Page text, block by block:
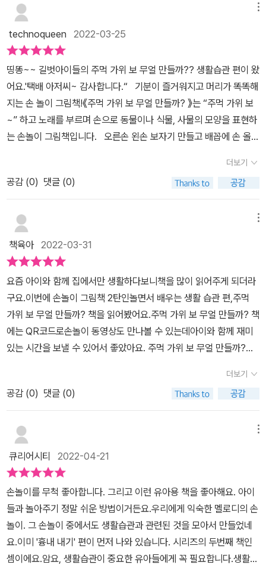
면 준비 동작부터 본문에 나온 동작들을 모두 볼 수 있다. 동화 구연가
이자 손놀이 전문가로 현장에서 활발히 활동 중인 유애순 작가님이
손동작을 친절하게 알려 주어서 부모도 아이도 쉽고 재미있게 따라할
수 있다. '얘들아, 우리 손놀이하자!'밝은 분위기에 맞춰 노래하는 기
분으로 읽고 놀이할 수 있는 책이다. '주먹 가위 보! 주먹 가위 보!'그림
만 봐도 저절로 노래처럼 불러진다.왼손은 보자기, 오른손도 보자
기. 배꼽으로 가져가면 자연스럽게 배꼽손이 된다. QR코드가 있어서
폰으로 가볍게 찍어봤더니 손놀이 영상으로 연결된다. 배꼽손을 만들
어 예쁘게 인사하는 아이. 강아지와 꽃님도 함께 배꼽손하고 인사하
는 모습이 정말 예쁘다. 다시 주먹 가위 보!이번에는 왼손은 가위, 오
른손은 보자기. 모여서 접시와 포크가 되었다. 포크로 콕콕 찍어 골고
기는 안아주는 손도 되어서 엄마와 친구들과 서로 안고 교감하는 모
습을 보여준다.이 책은 가만히 앉아 읽을 것이 아니라 엄마와 함께 손
놀이를 하면서 율동하듯 봐야 할 책같다. 우선 아이와 간단하게 책을
탐색해 봤다. 아직 손을 자유롭게 쓰지는 못해서 주먹 가위 보는 조금
어려운 동작.그래서 그림을 보며 책에 나온 생활습관을 알아보았
다. 유튜브 영상도 보여주며 함께 따라해 봐야겠다. 이 책은 간단한 노
랫말과 리듬에 맞춰 손의 움직임을 유도하는 발달 놀이책이다. 손가
락을 모두 오므려 쥐어 만든 ‘주먹’, 손가락 두 개만 편 ‘가위’, 손가락
손가락에 힘이 들어가 소근육을 발달시키는 효과가 있다. 근육은 뇌
세포를 자극해 두뇌를 발달시킬 뿐 아니라 스트레스 해소에도 큰 도
움을 주어 아이들 정서에도 긍정적인 영향을 미친다고 한다. 또한 왼
손 주먹, 오른손 보. 이런 식으로 왼손, 오른손의 반복을 통해 헷갈리
기 쉬운 왼쪽, 오른쪽의 방향 개념도 아이가 제대로 익힐 수 있도록 도
와주고 있다.QR코드를 통해 동영상도 활용할 수 있는 부분도 유용하
게 활용될 것 같고, 아이들 소근육과 인지 발달, 정서에도 긍정적인 영
향을 줄 수 있어 책이 무척 마음에 들었다. 여기에 아이가 재미있게 놀
이로 즐기며 기본 생활 습관도 배울 수 있어 잘 활용할 수 있는 책이라
생각되었다.재미도 있고 아이들에게 여러 부분으로 도움을 줄 수 있
어 유아 그림책으로 추천하고 싶다. * 출판사로부터 책을 제공받아
읽고 솔직하게 작성한 서평입니다.
technoqueen 2022-03-25
띵똥~~ 길벗아이들의 주먹 가위 보 무얼 만들까?? 생활습관 편이 왔
어요.'택배 아저씨~ 감사합니다.“ 기분이 즐거워지고 머리가 똑똑해
지는 손 놀이 그림책!《주먹 가위 보 무얼 만들까? 》는 “주먹 가위 보
~” 하고 노래를 부르며 손으로 동물이나 식물, 사물의 모양을 표현하
는 손놀이 그림책입니다. 오른손 왼손 보자기 만들고 배꼽에 손 올려
한 어린이가 되었어요. 두 손을 활짝 펴고 깨끗하게 손 씻는 착한 어
린이가 되고 또다시 두 손을 활짝 펴고 토닥토닥 서로 안아주는 다정
한 손을 만들어요. 두 손으로 노래하며 게임 하고 사물을 만들어 보
아이도 영상을 보면서 쉽게 따라 할 수 있어요. 6살 언니와 노래 부
르며 재미있게 손 놀이를 해봤어요.길벗아이들의 주먹 가위 보 무얼
만들까?? 생활습관 편은 똑똑하고 씩씩한 우리 아이를 위한 신나는
아기 그림책입니다. [출판사로부터 도서 협찬을 받았고 본인의 주관
적인 견해에 의하여 작성함]
더보기
공감 (0) 댓글 (0)
책육아2022-03-31
요즘 아이와 함께 집에서만 생활하다보니책을 많이 읽어주게 되더라
구요.이번에 손놀이 그림책 2탄인놀면서 배우는 생활 습관 편,주먹
가위 보 무얼 만들까? 책을 읽어봤어요.주먹 가위 보 무얼 만들까? 책
에는 QR코드로손놀이 동영상도 만나볼 수 있는데아이와 함께 재미
있는 시간을 보낼 수 있어서 좋았아요. 주먹 가위 보 무얼 만들까?는
심이 많아 내기도 자주 했었는데손 모양을 통해서 다양한 모양도 만
들어볼 수 있어서 좋더라구요.생활 습관에 대해 쉽고 재미있게 배울
수 있는 책이거든요.보자기와 주먹을 만들어 똑똑 노크하기 생활 습
관도 배우고앞으로 어린이집에 가기전에 미리 생활습관을 알려줄 수
있었어요.손놀이를 통해서 사용하게 되는 손으로소근육이 발달되는
데 손은 뇌와 직접적으로 연결되어 있어서뇌 기능 발달에도 도움을
주겠더라구요.장난감 없이도 손 하나만으로도 놀이를 할 수 있어서
좋더라구요.오른손과 왼손을 동시에 사용해보기도 하고오른쪽과 왼
쪽에 대한 개념도 자연스럽게 알려줄 수 있었어요. 나는 씩씩이! 나는
씩씩이! 주먹으로 씩씩하다는 표현도 해보고주먹 가위 보 노래와 함
께 율동도 따라하면서손가락을 움직여주니까 아이들의 소근육 발달
에도 도움이 되는거 같고노래를 통해서 생활습관을 올바르게 기르는
더보기
공감 (0) 댓글 (0)
큐리어시티 2022-04-21
손놀이를 무척 좋아합니다. 그리고 이런 유아용 책을 좋아해요. 아이
들과 놀아주기 정말 쉬운 방법이거든요.우리에게 익숙한 멜로디의 손
놀이. 그 손놀이 중에서도 생활습관과 관련된 것을 모아서 만들었네
요.이미 '흉내 내기' 편이 먼저 나와 있습니다. 시리즈의 두번째 책인
셈이에요.암요, 생활습관이 중요한 유아들에게 꼭 필요합니다.생활습